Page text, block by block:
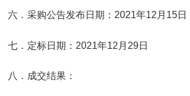
六．采购公告发布日期：2021年12月15日
七．定标日期：2021年12月29日
八．成交结果：